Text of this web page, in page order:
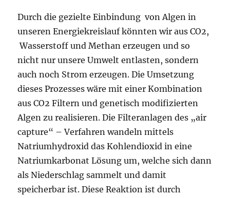
Durch die gezielte Einbindung von Algen in
unseren Energiekreislauf könnten wir aus CO2,
Wasserstoff und Methan erzeugen und so
nicht nur unsere Umwelt entlasten, sondern
auch noch Strom erzeugen. Die Umsetzung
dieses Prozesses wäre mit einer Kombination
aus CO2 Filtern und genetisch modifizierten
Algen zu realisieren. Die Filteranlagen des „air
capture“ – Verfahren wandeln mittels
Natriumhydroxid das Kohlendioxid in eine
Natriumkarbonat Lösung um, welche sich dann
als Niederschlag sammelt und damit
speicherbar ist. Diese Reaktion ist durch